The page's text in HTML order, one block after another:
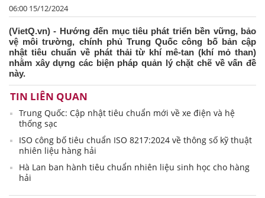
06:00 15/12/2024
(VietQ.vn) - Hướng đến mục tiêu phát triển bền vững, bảo
vệ môi trường, chính phủ Trung Quốc công bố bản cập
nhật tiêu chuẩn về phát thải từ khí mê-tan (khí mỏ than)
nhằm xây dựng các biện pháp quản lý chặt chẽ về vấn đề
này.
TIN LIÊN QUAN
Trung Quốc: Cập nhật tiêu chuẩn mới về xe điện và hệ
thống sạc
ISO công bố tiêu chuẩn ISO 8217:2024 về thông số kỹ thuật
nhiên liệu hàng hải
Hà Lan ban hành tiêu chuẩn nhiên liệu sinh học cho hàng
hải